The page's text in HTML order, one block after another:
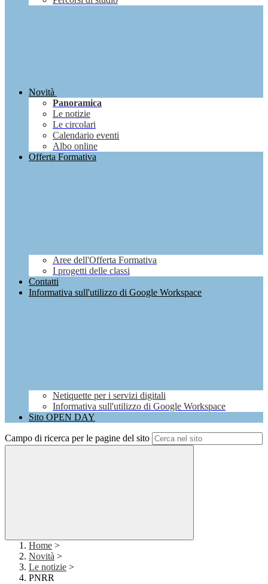
Novità
Panoramica
Le notizie
Le circolari
Calendario eventi
Albo online
Offerta Formativa
Aree dell'Offerta Formativa
I progetti delle classi
Contatti
Informativa sull'utilizzo di Google Workspace
Netiquette per i servizi digitali
Informativa sull'utilizzo di Google Workspace
Sito OPEN DAY
Campo di ricerca per le pagine del sito
Home >
Novità >
Le notizie >
PNRR